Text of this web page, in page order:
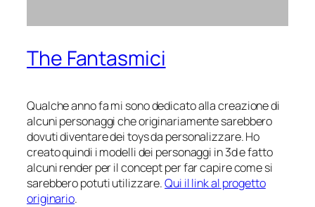
The Fantasmici
Qualche anno fa mi sono dedicato alla creazione di
alcuni personaggi che originariamente sarebbero
dovuti diventare dei toys da personalizzare. Ho
creato quindi i modelli dei personaggi in 3d e fatto
alcuni render per il concept per far capire come si
sarebbero potuti utilizzare.Qui il link al progetto
originario.